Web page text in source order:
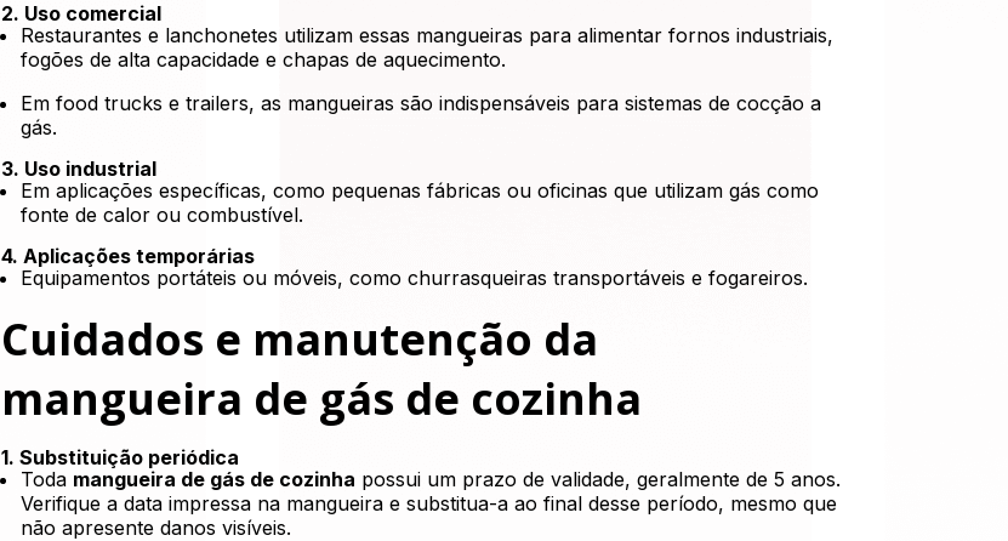
2. Uso comercial
Restaurantes e lanchonetes utilizam essas mangueiras para alimentar fornos industriais,
fogões de alta capacidade e chapas de aquecimento.
Em food trucks e trailers, as mangueiras são indispensáveis para sistemas de cocção a
gás.
3. Uso industrial
Em aplicações específicas, como pequenas fábricas ou oficinas que utilizam gás como
fonte de calor ou combustível.
4. Aplicações temporárias
Equipamentos portáteis ou móveis, como churrasqueiras transportáveis e fogareiros.
Cuidados e manutenção da
mangueira de gás de cozinha
1. Substituição periódica
Toda mangueira de gás de cozinha possui um prazo de validade, geralmente de 5 anos.
Verifique a data impressa na mangueira e substitua-a ao final desse período, mesmo que
não apresente danos visíveis.